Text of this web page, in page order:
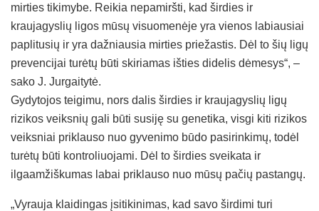
mirties tikimybe. Reikia nepamiršti, kad širdies ir
kraujagyslių ligos mūsų visuomenėje yra vienos labiausiai
paplitusių ir yra dažniausia mirties priežastis. Dėl to šių ligų
prevencijai turėtų būti skiriamas išties didelis dėmesys“, –
sako J. Jurgaitytė.
Gydytojos teigimu, nors dalis širdies ir kraujagyslių ligų
rizikos veiksnių gali būti susiję su genetika, visgi kiti rizikos
veiksniai priklauso nuo gyvenimo būdo pasirinkimų, todėl
turėtų būti kontroliuojami. Dėl to širdies sveikata ir
ilgaamžiškumas labai priklauso nuo mūsų pačių pastangų.
„Vyrauja klaidingas įsitikinimas, kad savo širdimi turi